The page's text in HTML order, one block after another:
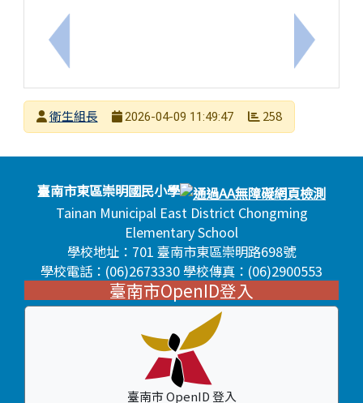
上一筆：2026 臺南世界地球日活動，如有興趣的老
下一筆：
發布者
衛生組長
2026-04-09 11:49:47 258
頁尾區域內容
臺南市東區崇明國民小學
Tainan Municipal East District Chongming
Elementary School
學校地址：701 臺南市東區崇明路698號
學校電話：(06)2673330 學校傳真：(06)2900553
臺南市OpenID登入
臺南市 OpenID 登入